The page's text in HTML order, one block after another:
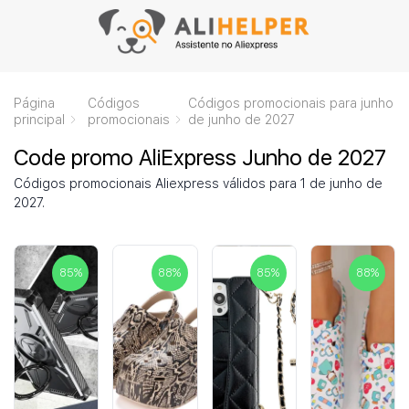
Página
principal
Códigos
promocionais
Códigos promocionais para junho
de junho de 2027
Code promo AliExpress Junho de 2027
Códigos promocionais Aliexpress válidos para 1 de junho de
2027.
85% 88% 85% 88%